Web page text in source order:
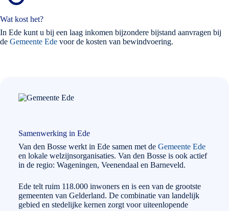
Wat kost het?
In Ede kunt u bij een laag inkomen bijzondere bijstand aanvragen bij
de Gemeente Ede voor de kosten van bewindvoering.
Samenwerking in Ede
Van den Bosse werkt in Ede samen met de Gemeente Ede
en lokale welzijnsorganisaties. Van den Bosse is ook actief
in de regio: Wageningen, Veenendaal en Barneveld.
Ede telt ruim 118.000 inwoners en is een van de grootste
gemeenten van Gelderland. De combinatie van landelijk
gebied en stedelijke kernen zorgt voor uiteenlopende